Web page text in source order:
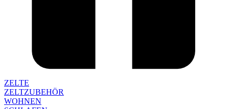
ZELTE
ZELTZUBEHÖR
WOHNEN